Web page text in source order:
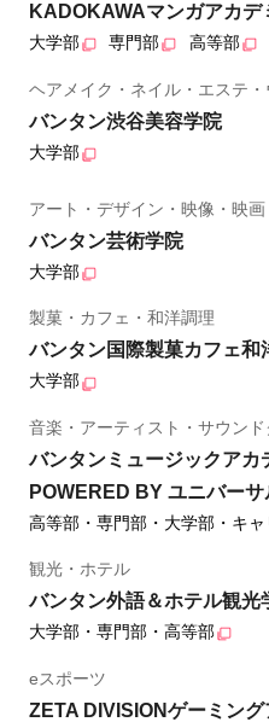
KADOKAWAマンガアカデ
大学部 専門部 高等部
ヘアメイク・ネイル・エステ
バンタン渋谷美容学院
大学部
アート・デザイン・映像・映画
バンタン芸術学院
大学部
製菓・カフェ・和洋調理
バンタン国際製菓カフェ和
大学部
音楽・アーティスト・サウン
バンタンミュージックアカ
POWERED BY ユニバー
高等部・専門部・大学部・キャ
観光・ホテル
バンタン外語＆ホテル観光
大学部・専門部・高等部
eスポーツ
ZETA DIVISIONゲーミン